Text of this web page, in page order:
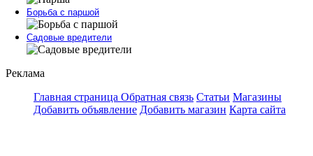
Борьба с паршой
Садовые вредители
Реклама
Главная страница Обратная связь Статьи Магазины
Добавить объявление Добавить магазин Карта сайта